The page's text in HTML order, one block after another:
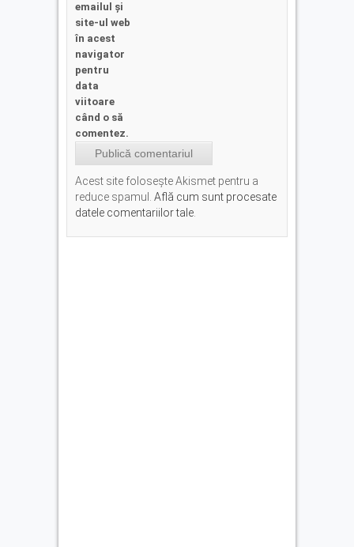
emailul și
site-ul web
în acest
navigator
pentru
data
viitoare
când o să
comentez.
Acest site folosește Akismet pentru a
reduce spamul. Află cum sunt procesate
datele comentariilor tale